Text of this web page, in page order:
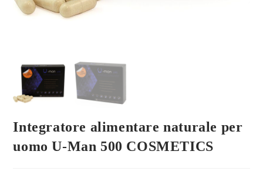
Integratore alimentare naturale per
uomo U-Man 500 COSMETICS